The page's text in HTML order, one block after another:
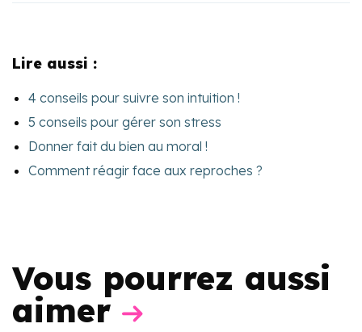
Lire aussi :
4 conseils pour suivre son intuition !
5 conseils pour gérer son stress
Donner fait du bien au moral !
Comment réagir face aux reproches ?
Vous pourrez aussi
aimer